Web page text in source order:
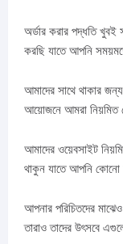
অর্ডার করার পদ্ধতি
করছি যাতে আপনি
আমাদের সাথে থাকার
আয়োজনে আমরা নিয়মিত
আমাদের ওয়েবসাইট
থাকুন যাতে আপনি
আপনার পরিচিতদের
তারাও তাদের উৎসবে